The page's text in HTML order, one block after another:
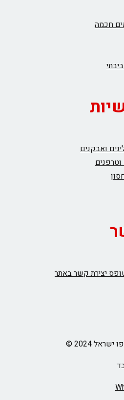
חכמה
ואבקנים
יצירת קשר באתר
2024 ©